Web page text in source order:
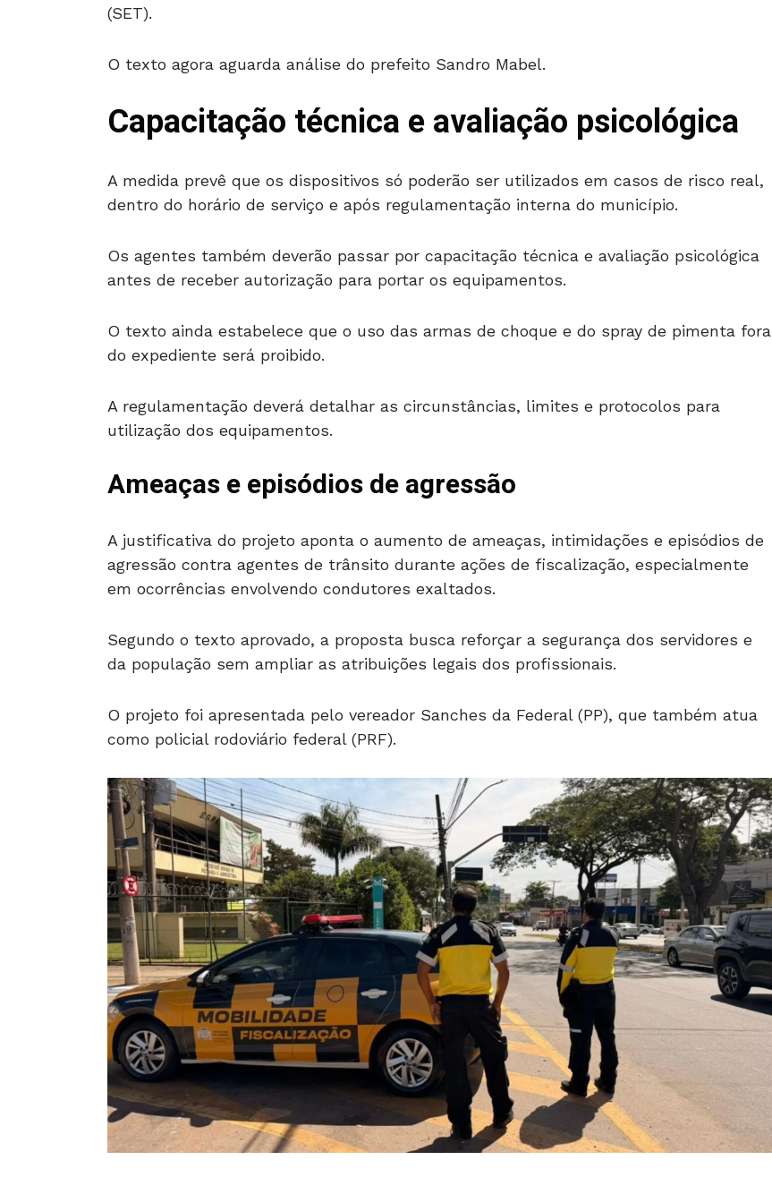
(SET).
O texto agora aguarda análise do prefeito Sandro Mabel.
Capacitação técnica e avaliação psicológica
A medida prevê que os dispositivos só poderão ser utilizados em casos de risco real,
dentro do horário de serviço e após regulamentação interna do município.
Os agentes também deverão passar por capacitação técnica e avaliação psicológica
antes de receber autorização para portar os equipamentos.
O texto ainda estabelece que o uso das armas de choque e do spray de pimenta fora
do expediente será proibido.
A regulamentação deverá detalhar as circunstâncias, limites e protocolos para
utilização dos equipamentos.
Ameaças e episódios de agressão
A justificativa do projeto aponta o aumento de ameaças, intimidações e episódios de
agressão contra agentes de trânsito durante ações de fiscalização, especialmente
em ocorrências envolvendo condutores exaltados.
Segundo o texto aprovado, a proposta busca reforçar a segurança dos servidores e
da população sem ampliar as atribuições legais dos profissionais.
O projeto foi apresentada pelo vereador Sanches da Federal (PP), que também atua
como policial rodoviário federal (PRF).